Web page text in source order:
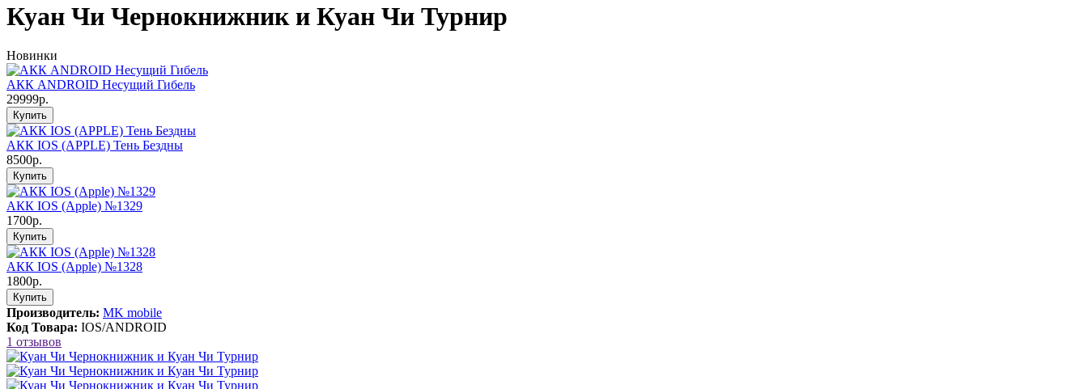
Куан Чи Чернокнижник и Куан Чи Турнир
Новинки
АКК ANDROID Несущий Гибель
29999р.
Купить
АКК IOS (APPLE) Тень Бездны
8500р.
Купить
АКК IOS (Apple) №1329
1700р.
Купить
АКК IOS (Apple) №1328
1800р.
Купить
Производитель: MK mobile
Код Товара: IOS/ANDROID
1 отзывов